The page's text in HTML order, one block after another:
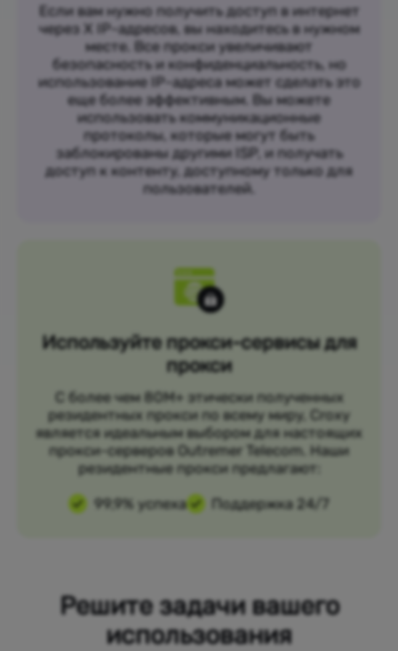
Если вам нужно получить доступ в интернет
через X IP-адресов, вы находитесь в нужном
месте. Все прокси увеличивают
безопасность и конфиденциальность, но
использование IP-адреса может сделать это
еще более эффективным. Вы можете
использовать коммуникационные
протоколы, которые могут быть
заблокированы другими ISP, и получать
доступ к контенту, доступному только для
пользователей.
Используйте прокси-сервисы для
прокси
С более чем 80M+ этически полученных
резидентных прокси по всему миру, Croxy
является идеальным выбором для настоящих
прокси-серверов Outremer Telecom. Наши
резидентные прокси предлагают:
99,9% успеха
Поддержка 24/7
Решите задачи вашего
использования